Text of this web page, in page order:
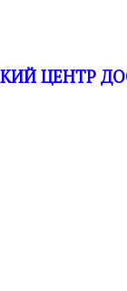
ЦЕНТР